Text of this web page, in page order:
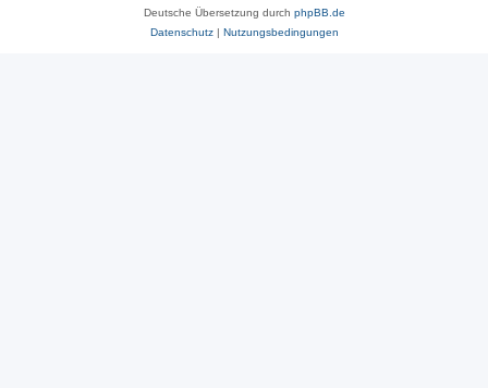
Deutsche Übersetzung durch phpBB.de
Datenschutz| Nutzungsbedingungen